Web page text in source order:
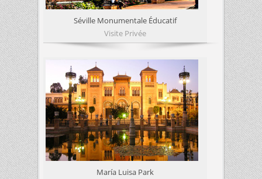
Séville Monumentale Éducatif
Visite Privée
María Luisa Park